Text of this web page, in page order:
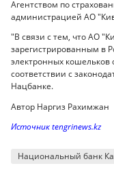
Агентством по
администрацией АО
"В связи с тем, что АО
зарегистрированным в
электронных кошельков
соответствии с
Нацбанке.
Автор Наргиз Рахимжан
Источник tengrinews.kz
Национальный банк